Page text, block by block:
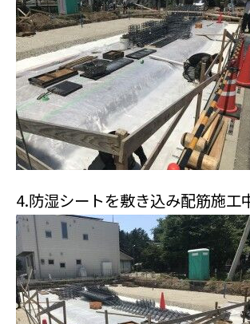
4.防湿シートを敷き込み配筋施工